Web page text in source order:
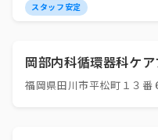
スタッフ安定
岡部内科循環器科ケ
福岡県田川市平松町１３番